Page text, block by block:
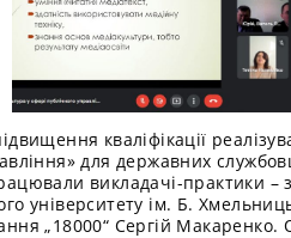
кваліфікації
для державних
викладачі-практики –
університету ім. Б.
„18000“ Сергій